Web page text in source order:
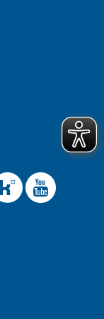
sind sind in